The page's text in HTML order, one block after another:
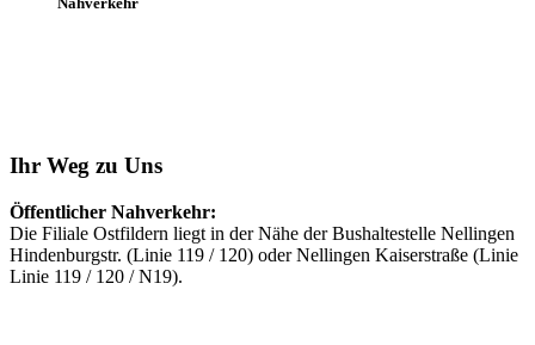
Ihr Weg zu Uns
Öffentlicher Nahverkehr:
Die Filiale Ostfildern liegt in der Nähe der Bushaltestelle Nellingen
Hindenburgstr. (Linie 119 / 120) oder Nellingen Kaiserstraße (Linie
Linie 119 / 120 / N19).